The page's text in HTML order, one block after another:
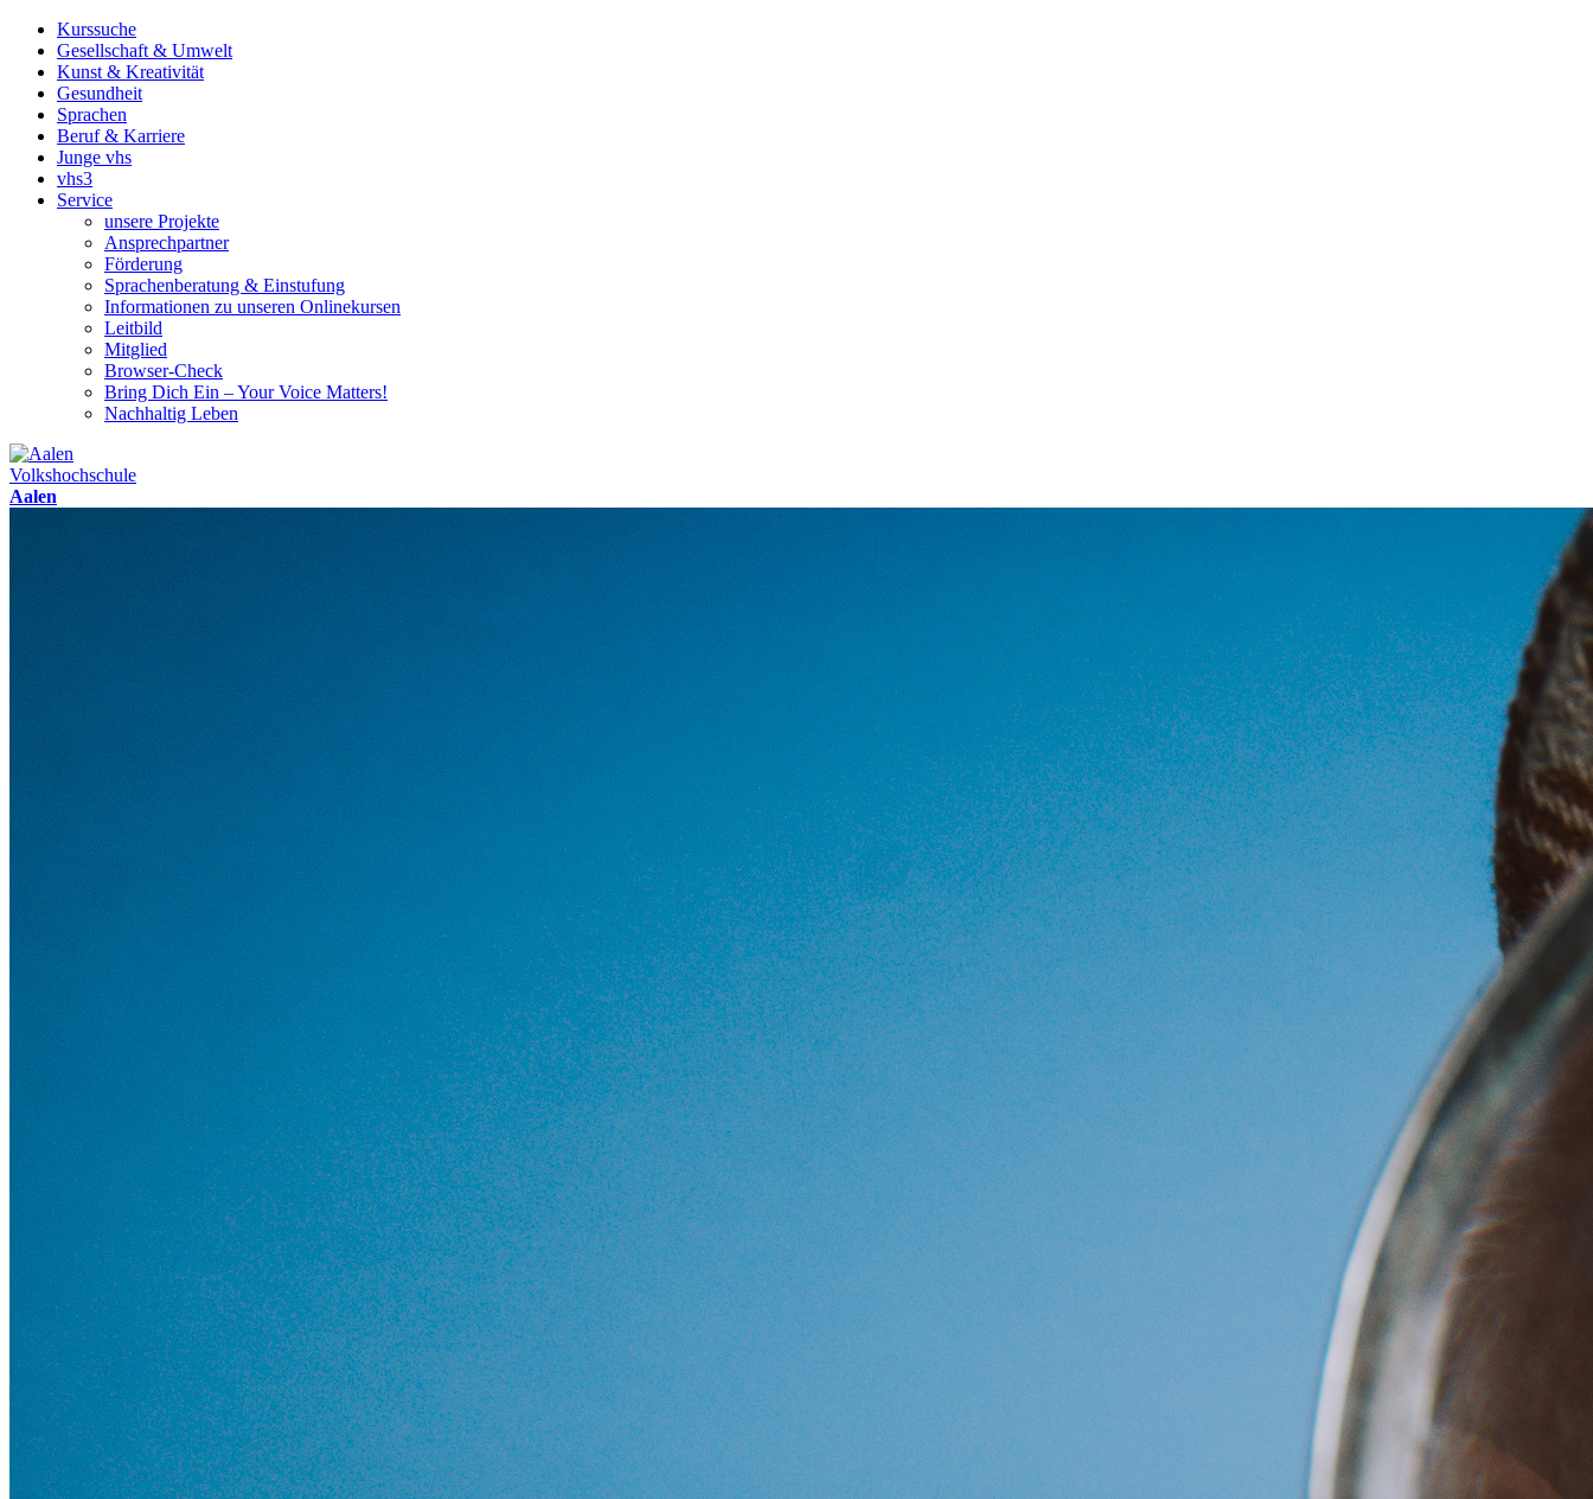
Kurssuche
Gesellschaft & Umwelt
Kunst & Kreativität
Gesundheit
Sprachen
Beruf & Karriere
Junge vhs
vhs3
Service
unsere Projekte
Ansprechpartner
Förderung
Sprachenberatung & Einstufung
Informationen zu unseren Onlinekursen
Leitbild
Mitglied
Browser-Check
Bring Dich Ein – Your Voice Matters!
Nachhaltig Leben
Volkshochschule
Aalen